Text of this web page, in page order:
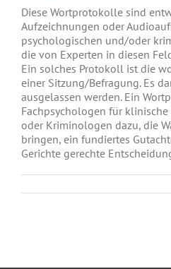
Diese Wortprotokolle sind
Aufzeichnungen oder
psychologischen und/oder
die von Experten in diesen
Ein solches Protokoll ist die
einer Sitzung/Befragung. Es
ausgelassen werden. Ein
Fachpsychologen für
oder Kriminologen dazu, die
bringen, ein fundiertes
Gerichte gerechte